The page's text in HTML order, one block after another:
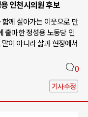
인천시의원 후보
함께 살아가는 이웃으로 만
출마한 정성용 노동당 인
이 아니라 삶과 현장에서
0
기사수정